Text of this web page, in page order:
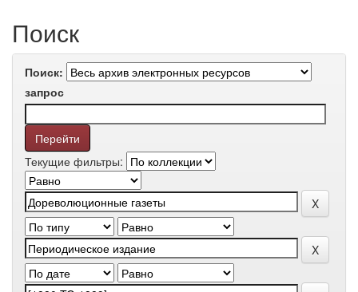
Поиск
Поиск:
запрос
Текущие фильтры: